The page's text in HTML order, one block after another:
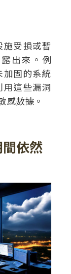
受損或暫
出來。例
固的系統
這些漏洞
感數據。
依然